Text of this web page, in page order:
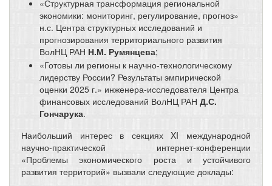
«Структурная трансформация региональной
экономики: мониторинг, регулирование, прогноз»
н.с. Центра структурных исследований и
прогнозирования территориального развития
ВолНЦ РАН Н.М. Румянцева;
«Готовы ли регионы к научно-технологическому
лидерству России? Результаты эмпирической
оценки 2025 г.» инженера-исследователя Центра
финансовых исследований ВолНЦ РАН Д.С.
Гончарука.
Наибольший интерес в секциях XI международной
научно-практической интернет-конференции
«Проблемы экономического роста и устойчивого
развития территорий» вызвали следующие доклады: